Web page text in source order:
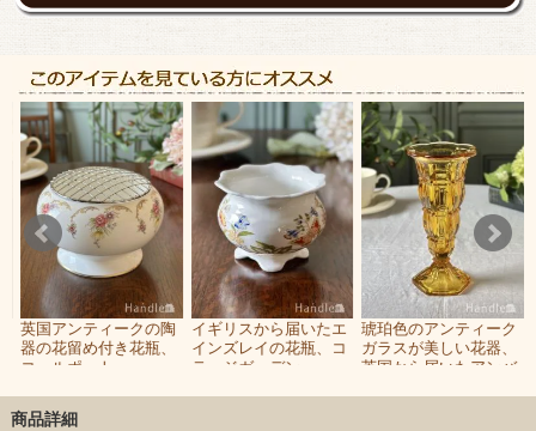
英国アンティークの陶
器の花留め付き花瓶、
コールポート
れなフラワーベース
イギリスから届いたエ
インズレイの花瓶、コ
テージガーデン
GARDEN）のミニフラ
琥珀色のアンティーク
ガラスが美しい花器、
英国から届いたアンバ
商品詳細